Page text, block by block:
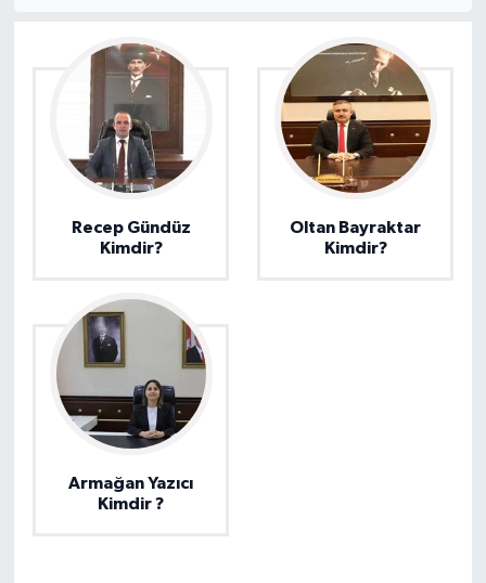
Recep Gündüz
Kimdir?
Oltan Bayraktar
Kimdir?
Armağan Yazıcı
Kimdir ?